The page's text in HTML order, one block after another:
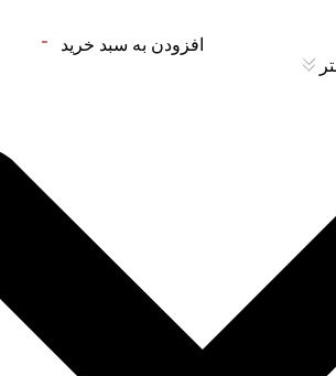
افزودن به سبد خرید